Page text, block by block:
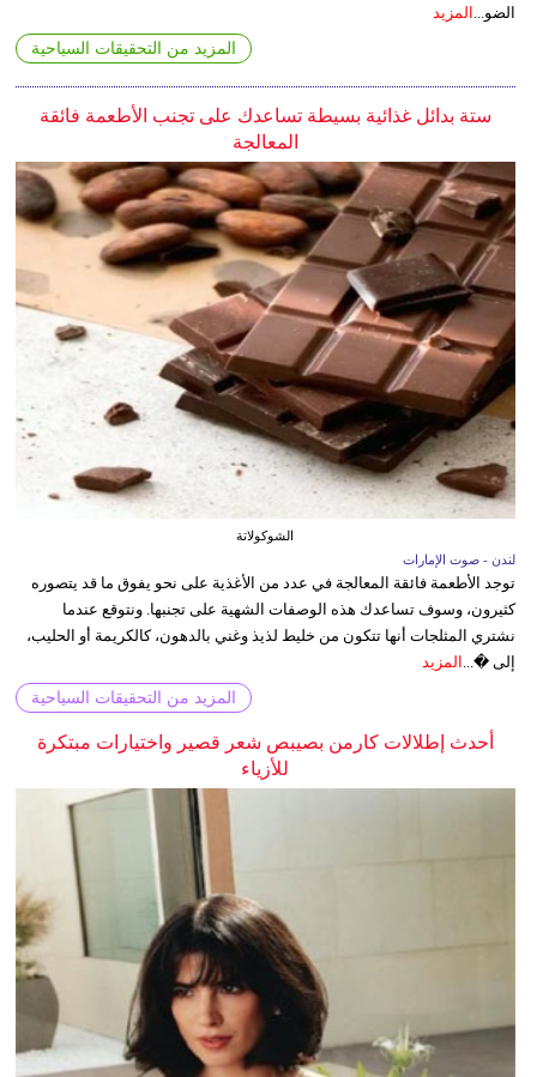
الضو... المزيد
المزيد من التحقيقات السياحية
ستة بدائل غذائية بسيطة تساعدك على تجنب الأطعمة فائقة
المعالجة
الشوكولاتة
لندن - صوت الإمارات
توجد الأطعمة فائقة المعالجة في عدد من الأغذية على نحو يفوق ما قد يتصوره
كثيرون، وسوف تساعدك هذه الوصفات الشهية على تجنبها. ونتوقع عندما
نشتري المثلجات أنها تتكون من خليط لذيذ وغني بالدهون، كالكريمة أو الحليب،
إلى �... المزيد
المزيد من التحقيقات السياحية
أحدث إطلالات كارمن بصيبص شعر قصير واختيارات مبتكرة
للأزياء